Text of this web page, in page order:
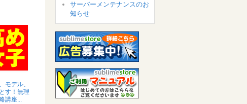
モデル、
す！無理
講座...
サーバーメンテナンスのお
知らせ